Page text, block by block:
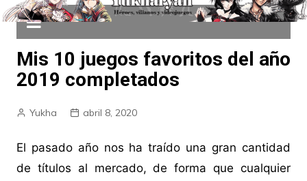
Mis 10 juegos favoritos del año
2019 completados
Yukha abril 8, 2020
El pasado año nos ha traído una gran cantidad
de títulos al mercado, de forma que cualquier